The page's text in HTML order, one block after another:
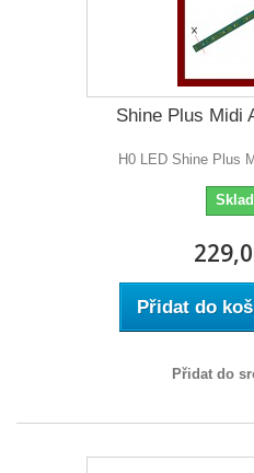
Shine Plus Midi
H0 LED Shine Plus
Přidat do
Přidat do